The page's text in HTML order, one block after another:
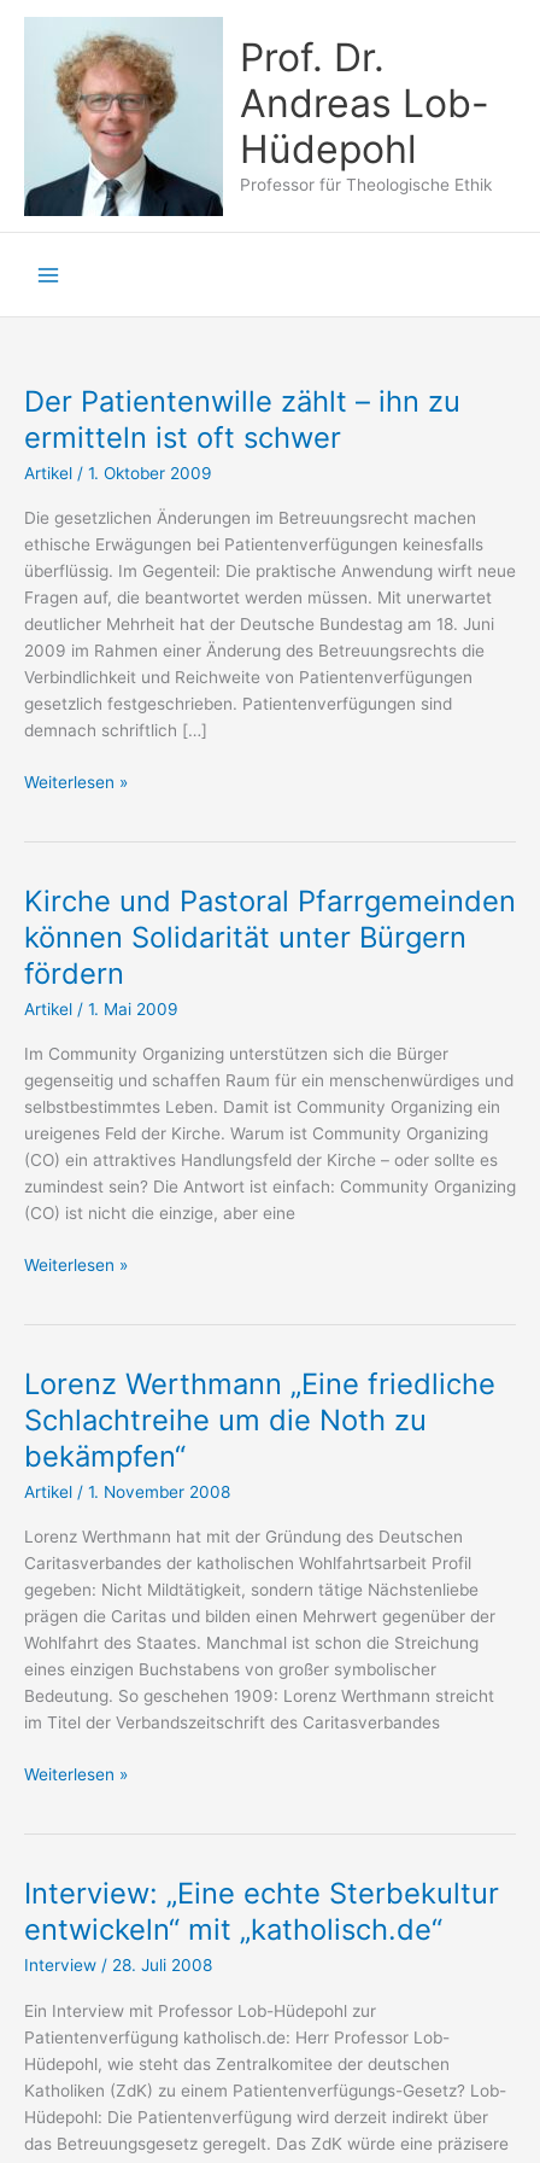
springen
Prof. Dr.
Andreas Lob-
Hüdepohl
Professor für Theologische Ethik
Der Patientenwille zählt – ihn zu
ermitteln ist oft schwer
Artikel / 1. Oktober 2009
Die gesetzlichen Änderungen im Betreuungsrecht machen
ethische Erwägungen bei Patientenverfügungen keinesfalls
überflüssig. Im Gegenteil: Die praktische Anwendung wirft neue
Fragen auf, die beantwortet werden müssen. Mit unerwartet
deutlicher Mehrheit hat der Deutsche Bundestag am 18. Juni
2009 im Rahmen einer Änderung des Betreuungsrechts die
Verbindlichkeit und Reichweite von Patientenverfügungen
gesetzlich festgeschrieben. Patientenverfügungen sind
demnach schriftlich […]
Der
ihn
zu
ermitteln
ist
schwer
Weiterlesen »
Kirche und Pastoral Pfarrgemeinden
können Solidarität unter Bürgern
fördern
Artikel / 1. Mai 2009
Im Community Organizing unterstützen sich die Bürger
gegenseitig und schaffen Raum für ein menschenwürdiges und
selbstbestimmtes Leben. Damit ist Community Organizing ein
ureigenes Feld der Kirche. Warum ist Community Organizing
(CO) ein attraktives Handlungsfeld der Kirche – oder sollte es
zumindest sein? Die Antwort ist einfach: Community Organizing
(CO) ist nicht die einzige, aber eine
Kirche
können
Solidarität
unter
Bürgern
Weiterlesen »
Lorenz Werthmann „Eine friedliche
Schlachtreihe um die Noth zu
bekämpfen“
Artikel / 1. November 2008
Lorenz Werthmann hat mit der Gründung des Deutschen
Caritasverbandes der katholischen Wohlfahrtsarbeit Profil
gegeben: Nicht Mildtätigkeit, sondern tätige Nächstenliebe
prägen die Caritas und bilden einen Mehrwert gegenüber der
Wohlfahrt des Staates. Manchmal ist schon die Streichung
eines einzigen Buchstabens von großer symbolischer
Bedeutung. So geschehen 1909: Lorenz Werthmann streicht
im Titel der Verbandszeitschrift des Caritasverbandes
Lorenz
Schlachtreihe
um
die
Noth
bekämpfen“
Weiterlesen »
Interview: „Eine echte Sterbekultur
entwickeln“ mit „katholisch.de“
Interview / 28. Juli 2008
Ein Interview mit Professor Lob-Hüdepohl zur
Patientenverfügung katholisch.de: Herr Professor Lob-
Hüdepohl, wie steht das Zentralkomitee der deutschen
Katholiken (ZdK) zu einem Patientenverfügungs-Gesetz? Lob-
Hüdepohl: Die Patientenverfügung wird derzeit indirekt über
das Betreuungsgesetz geregelt. Das ZdK würde eine präzisere